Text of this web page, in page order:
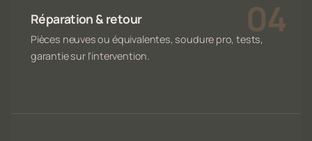
Réparation & retour
Pièces neuves ou équivalentes, soudure pro, tests,
garantie sur l'intervention.